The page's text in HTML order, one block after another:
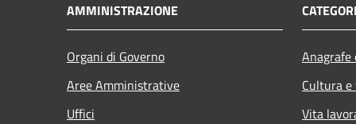
AMMINISTRAZIONE
Organi di Governo
Aree Amministrative
Uffici
Cultura
Vita